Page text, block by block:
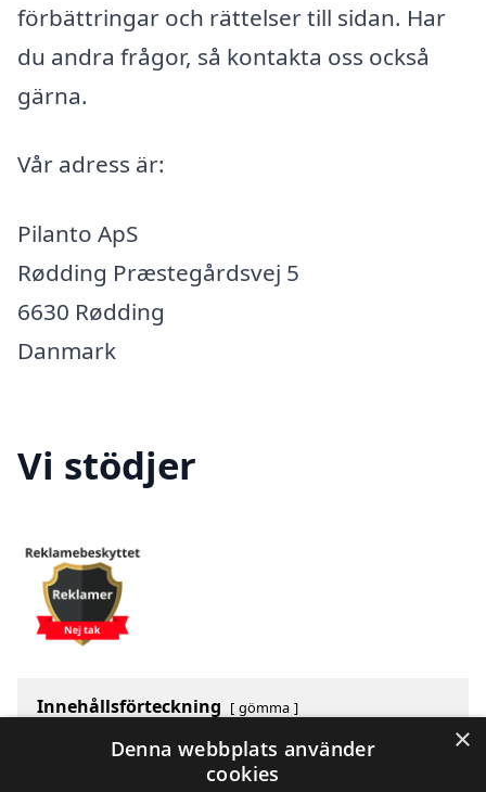
förbättringar och rättelser till sidan. Har
du andra frågor, så kontakta oss också
gärna.
Vår adress är:
Pilanto ApS
Rødding Præstegårdsvej 5
6630 Rødding
Danmark
Vi stödjer
Innehållsförteckning gömma
Om luft-luft-värmepump-pris.se
×
Denna webbplats använder
cookies